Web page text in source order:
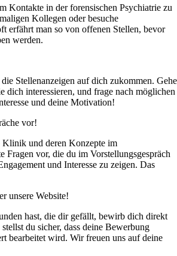
Kontakte in der forensischen Psychiatrie zu
Kollegen oder besuche
erfährt man so von offenen Stellen, bevor
werden.
Stellenanzeigen auf dich zukommen. Gehe
interessieren, und frage nach möglichen
und deine Motivation!
vor!
und deren Konzepte im
Fragen vor, die du im Vorstellungsgespräch
und Interesse zu zeigen. Das
unsere Website!
hast, die dir gefällt, bewirb dich direkt
du sicher, dass deine Bewerbung
bearbeitet wird. Wir freuen uns auf deine